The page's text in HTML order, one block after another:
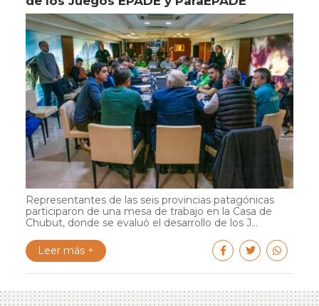
Representantes de las seis provincias patagónicas
participaron de una mesa de trabajo en la Casa de
Chubut, donde se evaluó el desarrollo de los J...
Leer más +